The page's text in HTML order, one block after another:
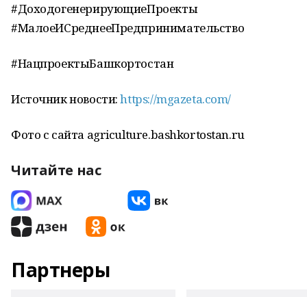
#ДоходогенерирующиеПроекты
#МалоеИСреднееПредпринимательство
#НацпроектыБашкортостан
Источник новости:https://mgazeta.com/
Фото с сайта agriculture.bashkortostan.ru
Читайте нас
Партнеры